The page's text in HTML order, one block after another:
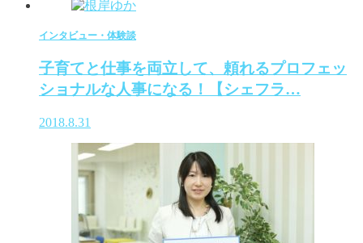
インタビュー・体験談
子育てと仕事を両立して、頼れるプロフェッ
ショナルな人事になる！【シェフラ…
2018.8.31